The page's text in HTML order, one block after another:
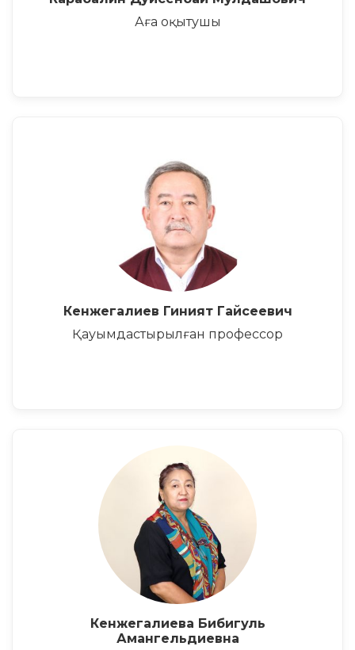
Аға оқытушы
Кенжегалиев Гиният Гайсеевич
Қауымдастырылған профессор
Кенжегалиева Бибигуль
Амангельдиевна